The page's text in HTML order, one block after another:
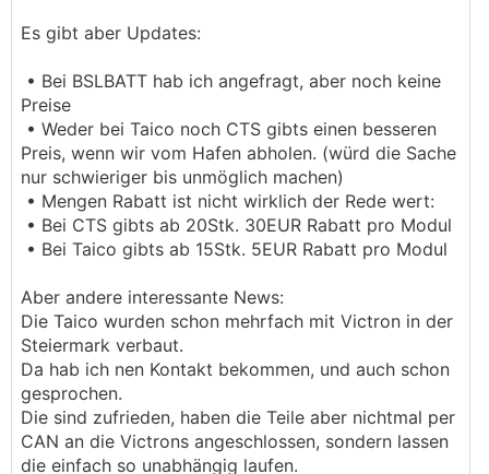
Es gibt aber Updates:
• Bei BSLBATT hab ich angefragt, aber noch keine
Preise
• Weder bei Taico noch CTS gibts einen besseren
Preis, wenn wir vom Hafen abholen. (würd die Sache
nur schwieriger bis unmöglich machen)
• Mengen Rabatt ist nicht wirklich der Rede wert:
• Bei CTS gibts ab 20Stk. 30EUR Rabatt pro Modul
• Bei Taico gibts ab 15Stk. 5EUR Rabatt pro Modul
Aber andere interessante News:
Die Taico wurden schon mehrfach mit Victron in der
Steiermark verbaut.
Da hab ich nen Kontakt bekommen, und auch schon
gesprochen.
Die sind zufrieden, haben die Teile aber nichtmal per
CAN an die Victrons angeschlossen, sondern lassen
die einfach so unabhängig laufen.